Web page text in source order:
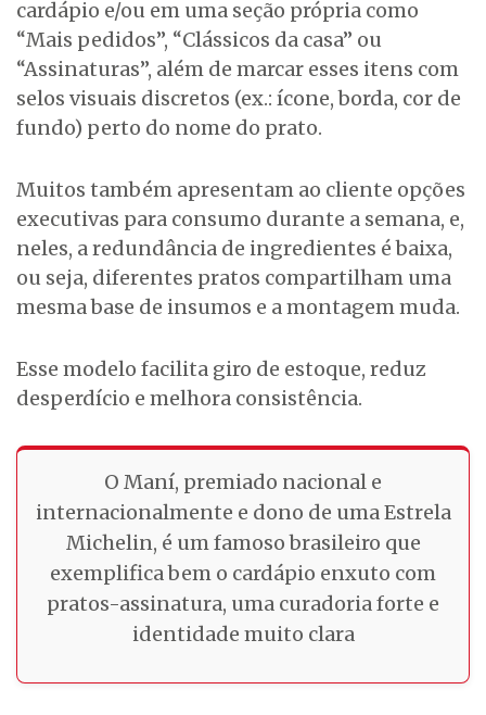
cardápio e/ou em uma seção própria como
“Mais pedidos”, “Clássicos da casa” ou
“Assinaturas”, além de marcar esses itens com
selos visuais discretos (ex.: ícone, borda, cor de
fundo) perto do nome do prato.
Muitos também apresentam ao cliente opções
executivas para consumo durante a semana, e,
neles, a redundância de ingredientes é baixa,
ou seja, diferentes pratos compartilham uma
mesma base de insumos e a montagem muda.
Esse modelo facilita giro de estoque, reduz
desperdício e melhora consistência.
O Maní, premiado nacional e
internacionalmente e dono de uma Estrela
Michelin, é um famoso brasileiro que
exemplifica bem o cardápio enxuto com
pratos-assinatura, uma curadoria forte e
identidade muito clara